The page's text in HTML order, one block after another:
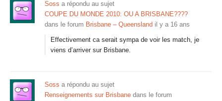
Soss a répondu au sujet
COUPE DU MONDE 2010: OU A BRISBANE????
dans le forum Brisbane – Queensland il y a 16 ans
Effectivement ca serait sympa de voir les match, je
viens d’arriver sur Brisbane.
Soss a répondu au sujet
Renseignements sur Brisbane dans le forum